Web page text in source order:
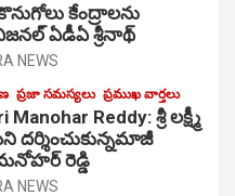
కేంద్రాల‌ను
ఏడీఏ శ్రీనాథ్
NEWS
ప్రజా సమస్యలు ప్రముఖ వార్తలు
Manohar Reddy: శ్రీ లక్ష్మీ
దర్శించుకున్నమాజీ
రెడ్డి
NEWS